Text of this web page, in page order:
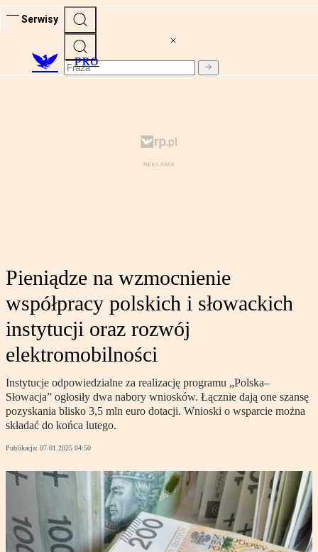
Serwisy
PRO
Pieniądze na wzmocnienie
współpracy polskich i słowackich
instytucji oraz rozwój
elektromobilności
Instytucje odpowiedzialne za realizację programu „Polska–
Słowacja” ogłosiły dwa nabory wniosków. Łącznie dają one szansę
pozyskania blisko 3,5 mln euro dotacji. Wnioski o wsparcie można
składać do końca lutego.
Publikacja: 07.01.2025 04:50